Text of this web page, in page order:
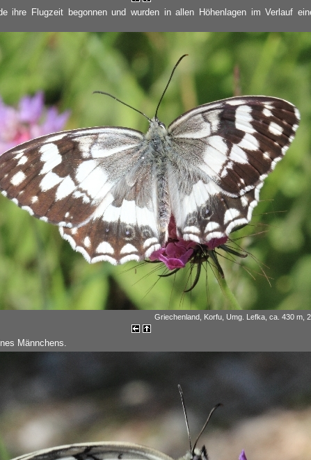
ihre Flugzeit begonnen und wurden in allen Höhenlagen im Verlauf
Griechenland, Korfu, Umg. Lefka, ca. 430 m,
Männchens.